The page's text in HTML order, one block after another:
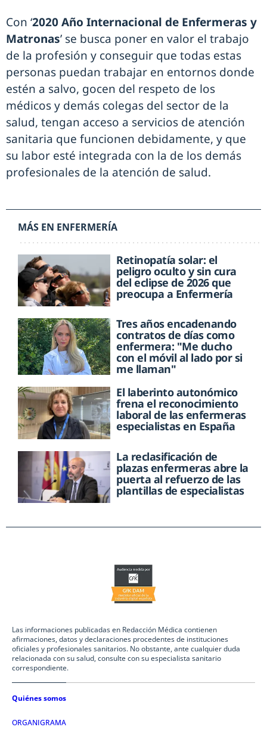
Con ‘2020 Año Internacional de Enfermeras y
Matronas’ se busca poner en valor el trabajo
de la profesión y conseguir que todas estas
personas puedan trabajar en entornos donde
estén a salvo, gocen del respeto de los
médicos y demás colegas del sector de la
salud, tengan acceso a servicios de atención
sanitaria que funcionen debidamente, y que
su labor esté integrada con la de los demás
profesionales de la atención de salud.
MÁS EN ENFERMERÍA
Retinopatía solar: el
peligro oculto y sin cura
del eclipse de 2026 que
preocupa a Enfermería
Tres años encadenando
contratos de días como
enfermera: "Me ducho
con el móvil al lado por si
me llaman"
El laberinto autonómico
frena el reconocimiento
laboral de las enfermeras
especialistas en España
La reclasificación de
plazas enfermeras abre la
puerta al refuerzo de las
plantillas de especialistas
Las informaciones publicadas en Redacción Médica contienen
afirmaciones, datos y declaraciones procedentes de instituciones
oficiales y profesionales sanitarios. No obstante, ante cualquier duda
relacionada con su salud, consulte con su especialista sanitario
correspondiente.
Quiénes somos
ORGANIGRAMA